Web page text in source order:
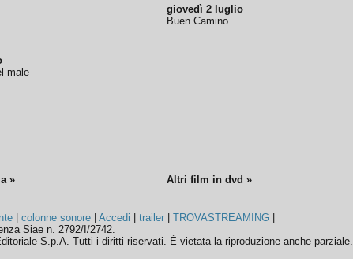
male
giovedì 2 luglio
Buen Camino
» Altri film in dvd »
|colonne sonore |Accedi |trailer |TROVASTREAMING
Siae n. 2792/I/2742.
S.p.A. Tutti i diritti riservati. È vietata la riproduzione anche parziale.